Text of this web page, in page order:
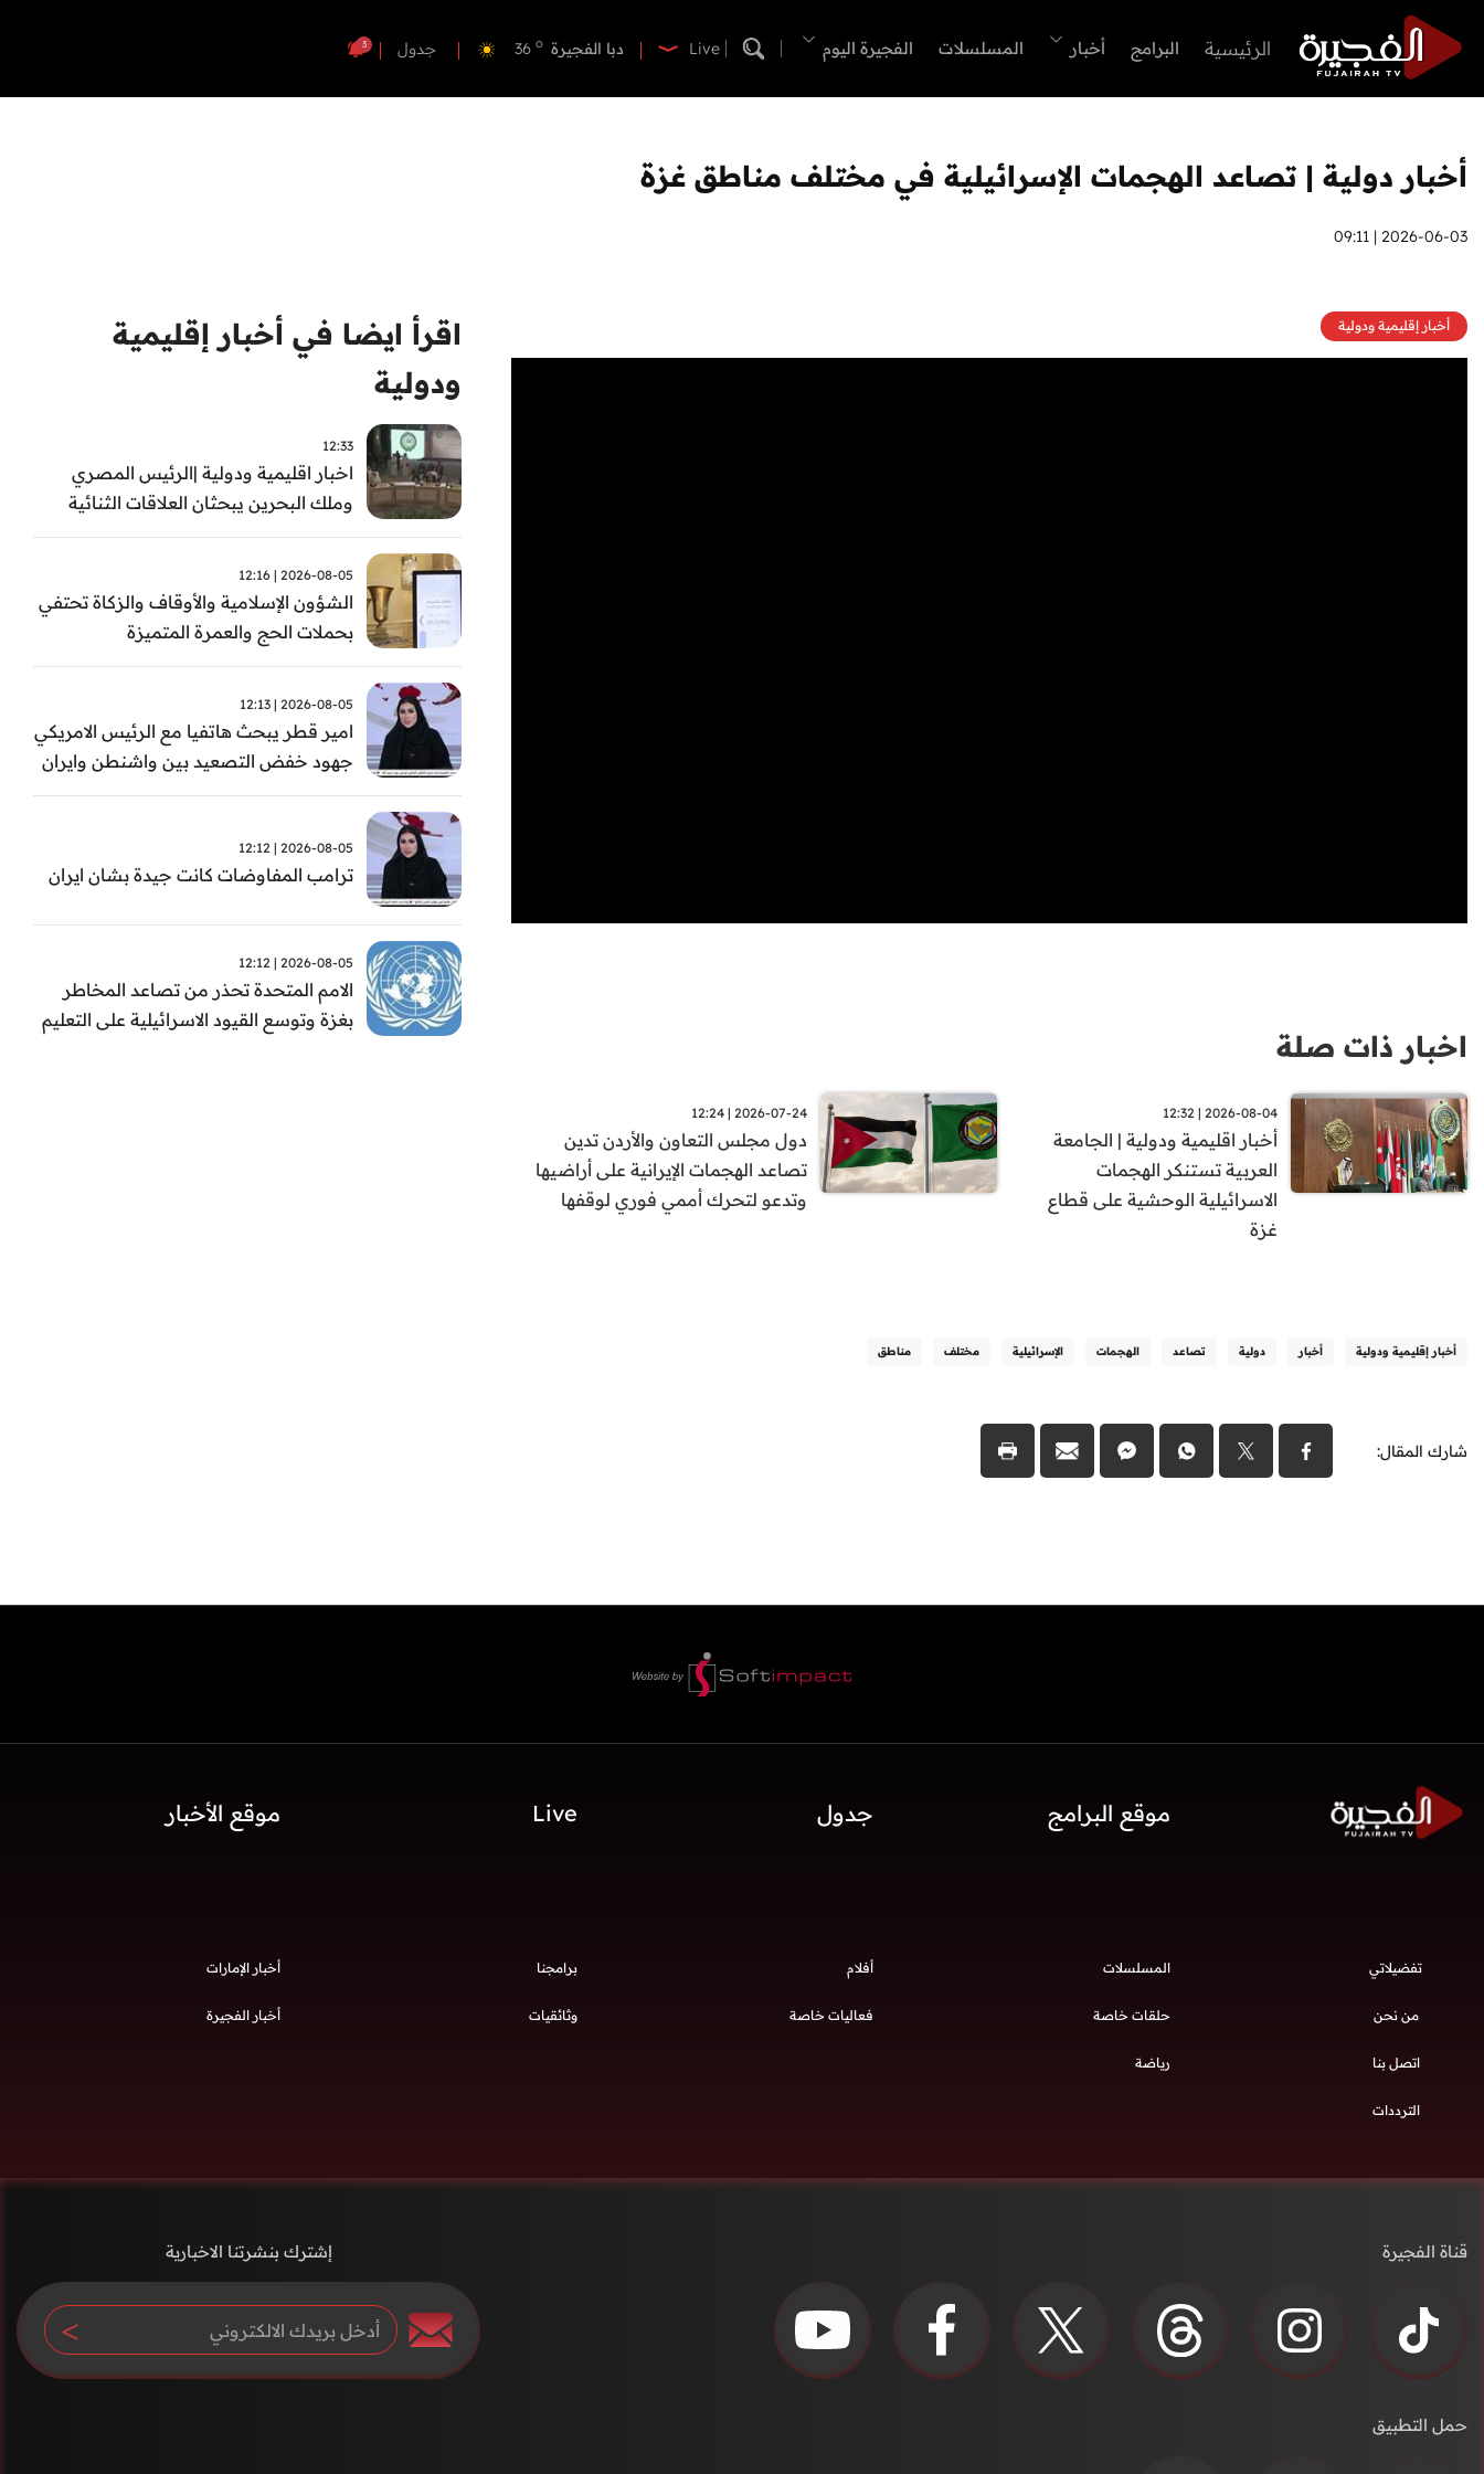
الرئيسية البرامج أخبار المسلسلات الفجيرة اليوم Live دبا الفجيرة 36 o جدول 3
أخبار دولية | تصاعد الهجمات الإسرائيلية في مختلف مناطق غزة
2026-06-03 | 09:11
أخبار إقليمية ودولية
اخبار ذات صلة
2026-08-04 | 12:32
أخبار اقليمية ودولية | الجامعة
العربية تستنكر الهجمات
الاسرائيلية الوحشية على قطاع
غزة
2026-07-24 | 12:24
دول مجلس التعاون والأردن تدين
تصاعد الهجمات الإيرانية على أراضيها
وتدعو لتحرك أممي فوري لوقفها
أخبار إقليمية ودولية أخبار دولية تصاعد الهجمات الإسرائيلية مختلف مناطق
شارك المقال:
اقرأ ايضا في أخبار إقليمية
ودولية
12:33
اخبار اقليمية ودولية |الرئيس المصري
وملك البحرين يبحثان العلاقات الثنائية
وتطورات الأوضاع الإقليمية
2026-08-05 | 12:16
الشؤون الإسلامية والأوقاف والزكاة تحتفي
بحملات الحج والعمرة المتميزة
2026-08-05 | 12:13
امير قطر يبحث هاتفيا مع الرئيس الامريكي
جهود خفض التصعيد بين واشنطن وايران
2026-08-05 | 12:12
ترامب المفاوضات كانت جيدة بشان ايران
2026-08-05 | 12:12
الامم المتحدة تحذر من تصاعد المخاطر
بغزة وتوسع القيود الاسرائيلية على التعليم
موقع البرامج جدول Live موقع الأخبار
تفضيلاتي
من نحن
اتصل بنا
الترددات
المسلسلات أفلام برامجنا
حلقات خاصة فعاليات خاصة وثائقيات
رياضة
أخبار الإمارات
أخبار الفجيرة
قناة الفجيرة
حمل التطبيق
إشترك بنشرتنا الاخبارية